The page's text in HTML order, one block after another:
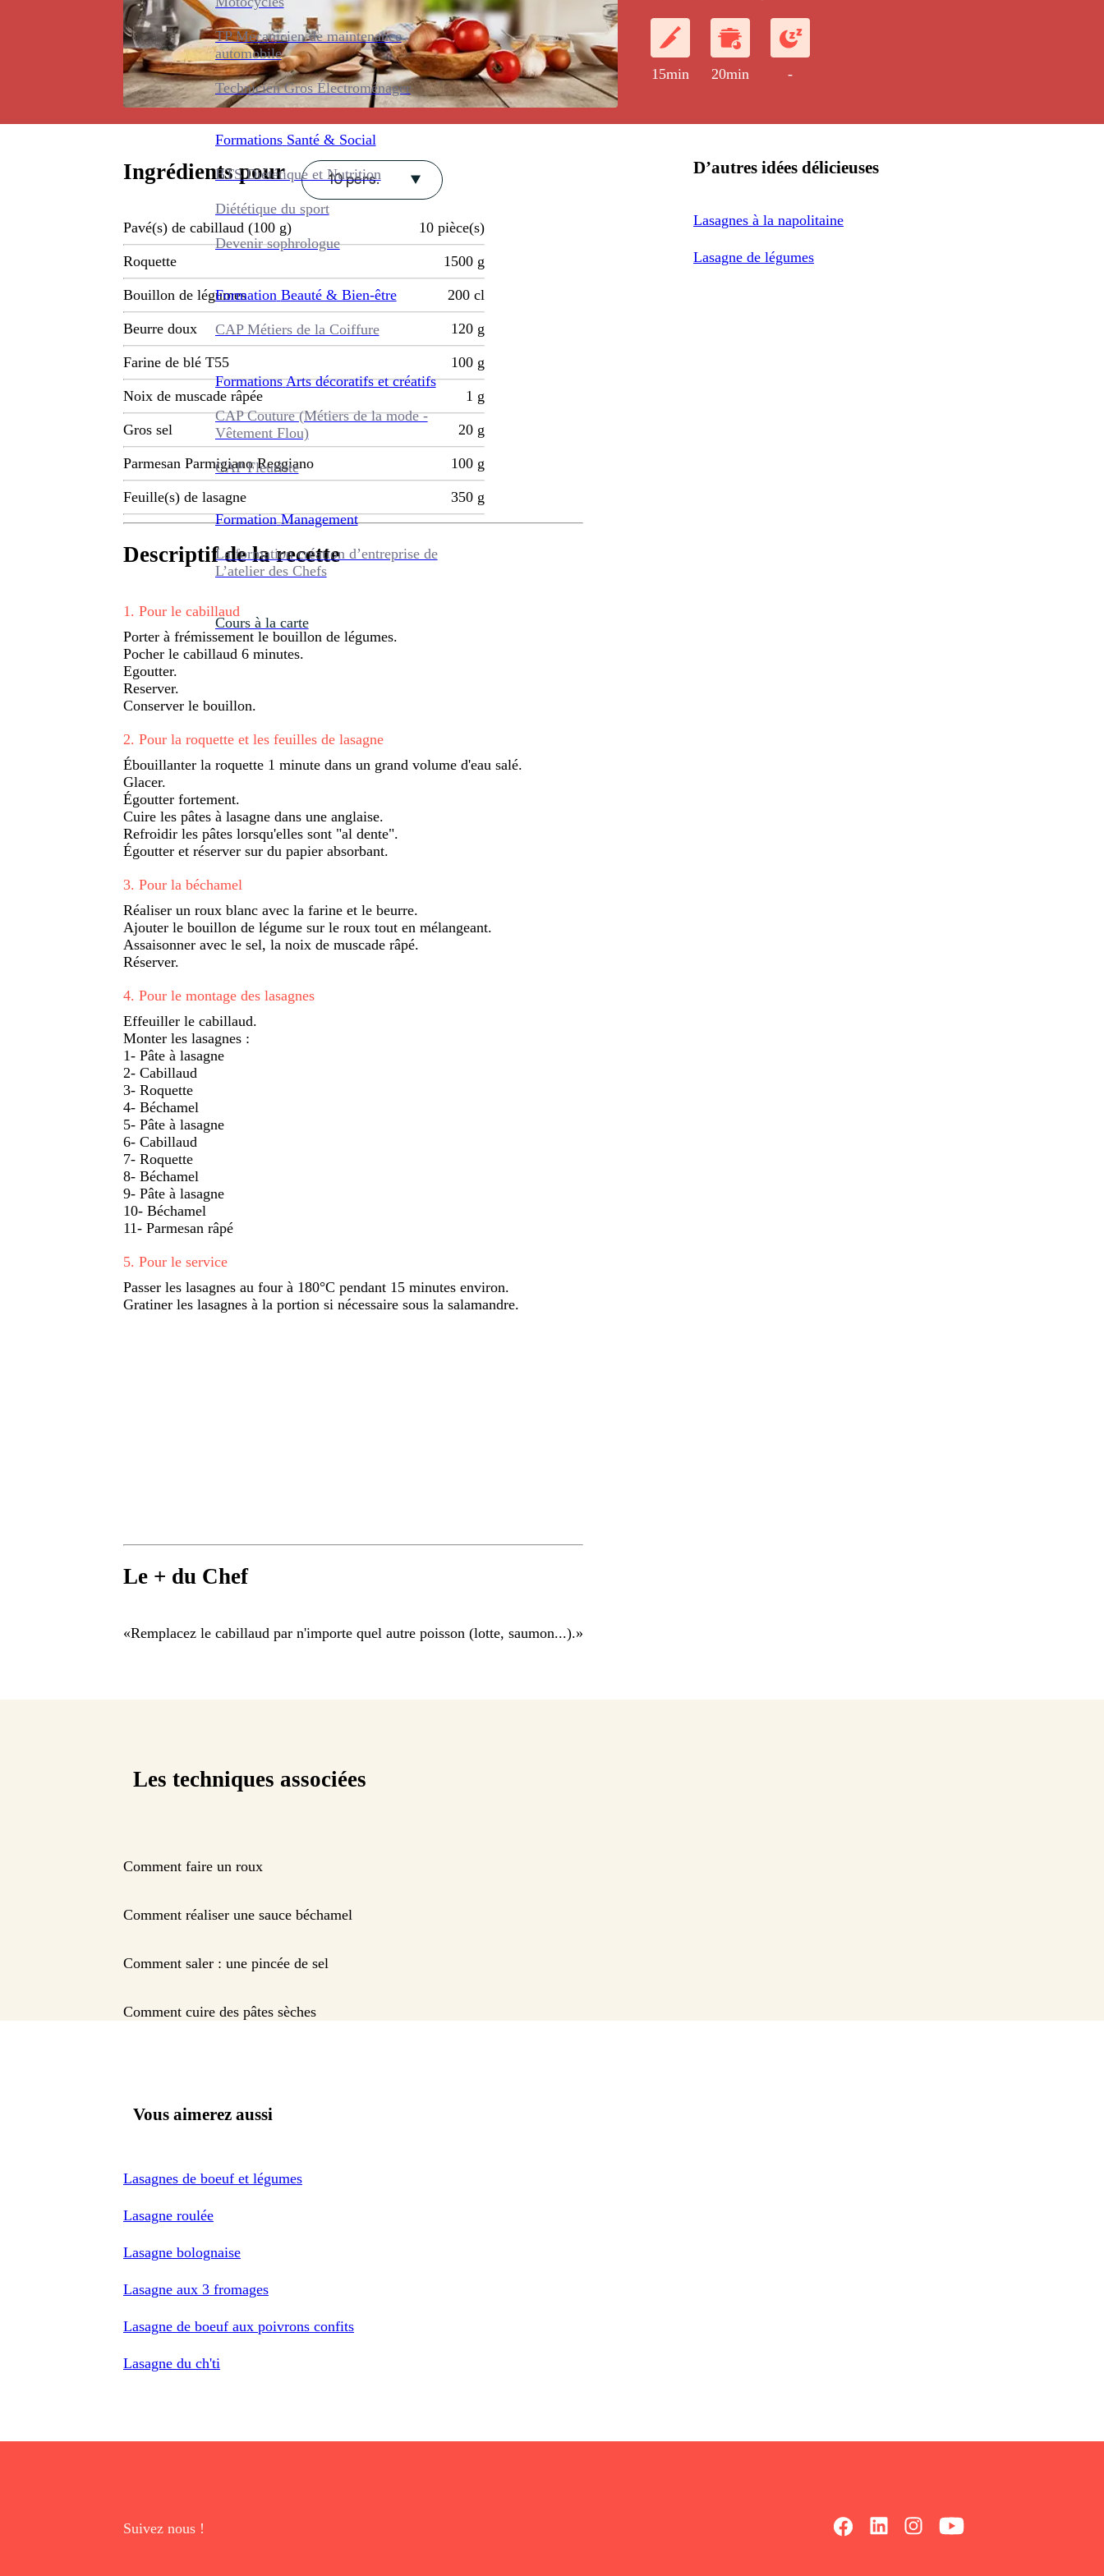
TP Mécanicien de maintenance
automobile
Technicien Gros Électroménager
Formations Santé & Social
BTS Diététique et Nutrition
Diététique du sport
Devenir sophrologue
Formation Beauté & Bien-être
CAP Métiers de la Coiffure
Formations Arts décoratifs et créatifs
CAP Couture (Métiers de la mode -
Vêtement Flou)
CAP Fleuriste
Formation Management
La formation création d’entreprise de
L’atelier des Chefs
Cours à la carte
15min 20min -
Ingrédients pour 10 pers.
Pavé(s) de cabillaud (100 g) 10 pièce(s)
Roquette 1500 g
Bouillon de légumes 200 cl
Beurre doux 120 g
Farine de blé T55 100 g
Noix de muscade râpée 1 g
Gros sel 20 g
Parmesan Parmigiano Reggiano 100 g
Feuille(s) de lasagne 350 g
Descriptif de la recette
1 . Pour le cabillaud
Porter à frémissement le bouillon de légumes.
Pocher le cabillaud 6 minutes.
Egoutter.
Reserver.
Conserver le bouillon.
2. Pour la roquette et les feuilles de lasagne
Ébouillanter la roquette 1 minute dans un grand volume d'eau salé.
Glacer.
Égoutter fortement.
Cuire les pâtes à lasagne dans une anglaise.
Refroidir les pâtes lorsqu'elles sont "al dente".
Égoutter et réserver sur du papier absorbant.
3. Pour la béchamel
Réaliser un roux blanc avec la farine et le beurre.
Ajouter le bouillon de légume sur le roux tout en mélangeant.
Assaisonner avec le sel, la noix de muscade râpé.
Réserver.
4. Pour le montage des lasagnes
Effeuiller le cabillaud.
Monter les lasagnes :
1- Pâte à lasagne
2- Cabillaud
3- Roquette
4- Béchamel
5- Pâte à lasagne
6- Cabillaud
7- Roquette
8- Béchamel
9- Pâte à lasagne
10- Béchamel
11- Parmesan râpé
5. Pour le service
Passer les lasagnes au four à 180°C pendant 15 minutes environ.
Gratiner les lasagnes à la portion si nécessaire sous la salamandre.
Le + du Chef
«Remplacez le cabillaud par n'importe quel autre poisson (lotte, saumon...).»
D’autres idées délicieuses
Lasagnes à la napolitaine
Lasagne de légumes
Les techniques associées
Comment faire un roux
Comment réaliser une sauce béchamel
Comment saler : une pincée de sel
Comment cuire des pâtes sèches
Vous aimerez aussi
Lasagnes de boeuf et légumes
Lasagne roulée
Lasagne bolognaise
Lasagne aux 3 fromages
Lasagne de boeuf aux poivrons confits
Lasagne du ch'ti
Suivez nous !